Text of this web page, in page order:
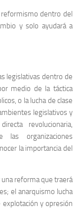
dentro del
y solo ayudará a
legislativas dentro de
medio de la táctica
o la lucha de clase
legislativos y
revolucionaria,
las organizaciones
la importancia del
reforma que traerá
el anarquismo lucha
y opresión